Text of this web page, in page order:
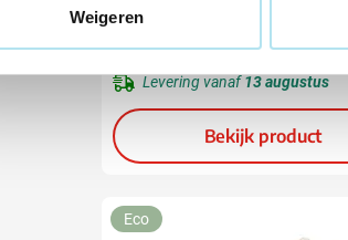
Weigeren
vanaf
Levering vanaf13 augustus
Bekijk product
Eco